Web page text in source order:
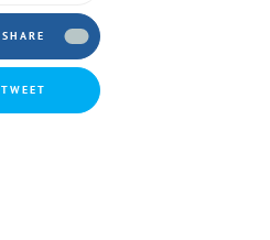
SHARE
TWEET